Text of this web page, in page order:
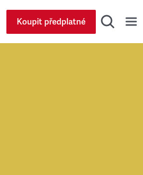
Koupit předplatné